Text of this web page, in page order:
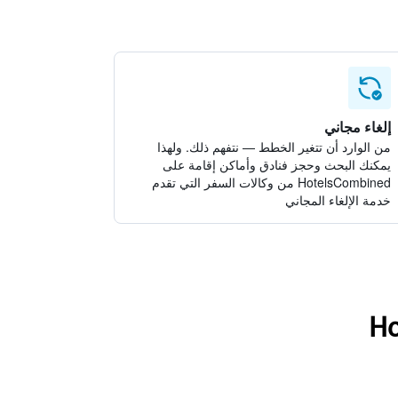
إلغاء مجاني
من الوارد أن تتغير الخطط — نتفهم ذلك. ولهذا
يمكنك البحث وحجز فنادق وأماكن إقامة على
HotelsCombined من وكالات السفر التي تقدم
خدمة الإلغاء المجاني